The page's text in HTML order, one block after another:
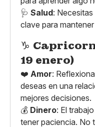
🩺 Salud:
clave para
♑
19 enero)
❤️ Amor:
deseas en una
mejores decisiones.
💰 Dinero: El
tener paciencia. No